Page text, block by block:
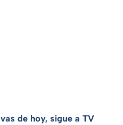
de hoy, sigue a TV